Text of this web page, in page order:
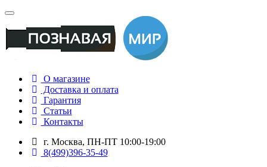
О магазине
Доставка и оплата
Гарантия
Статьи
Контакты
г. Москва, ПН-ПТ 10:00-19:00
8(499)396-35-49